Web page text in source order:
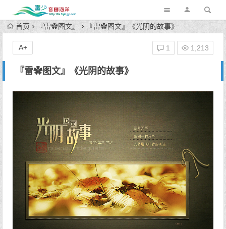
首页 『雷✿图文』 『雷✿图文』《光阴的故事》
『雷✿图文』《光阴的故事》
1 1,213
A+